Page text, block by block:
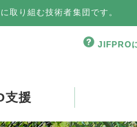
取り組む技術者集団です。
JIFPRO
支援